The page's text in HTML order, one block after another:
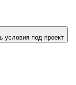
условия под проект